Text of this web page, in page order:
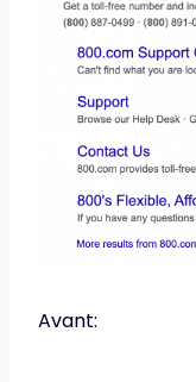
Avant: